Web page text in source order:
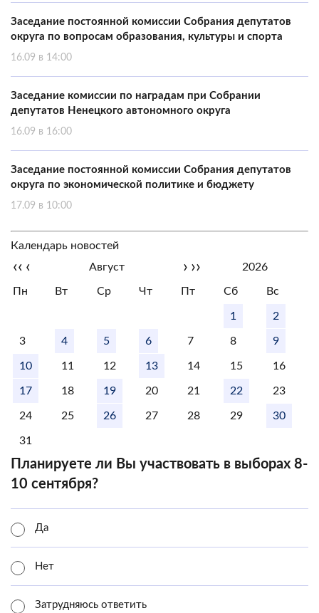
Заседание постоянной комиссии Собрания депутатов
округа по вопросам образования, культуры и спорта
16.09 в 14:00
Заседание комиссии по наградам при Собрании
депутатов Ненецкого автономного округа
16.09 в 16:00
Заседание постоянной комиссии Собрания депутатов
округа по экономической политике и бюджету
17.09 в 10:00
Календарь новостей
‹‹ ‹ Август › ›› 2026
Пн Вт Ср Чт Пт Сб Вс
1 2
3 4 5 6 7 8 9
10 11 12 13 14 15 16
17 18 19 20 21 22 23
24 25 26 27 28 29 30
31
Планируете ли Вы участвовать в выборах 8-
10 сентября?
Да
Нет
Затрудняюсь ответить